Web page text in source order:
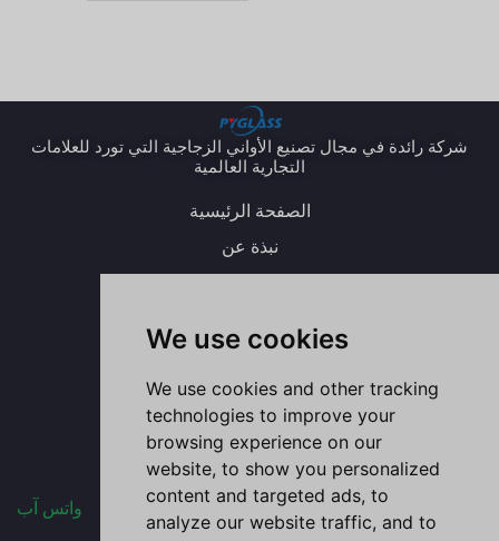
We use cookies
We use cookies and other tracking
technologies to improve your
browsing experience on our
website, to show you personalized
content and targeted ads, to
analyze our website traffic, and to
شركة رائدة في مجال تصنيع الأواني الزجاجية التي تورد للعلامات
التجارية العالمية
الصفحة الرئيسية
نبذة عن
اتصل بنا
و
ت
ي
و
ي
ن
ك
د
ن
ن
س
ت
ق
ا
م
ي
س
ب
و
-
ف
ا
ت
س
آ
واتس آب